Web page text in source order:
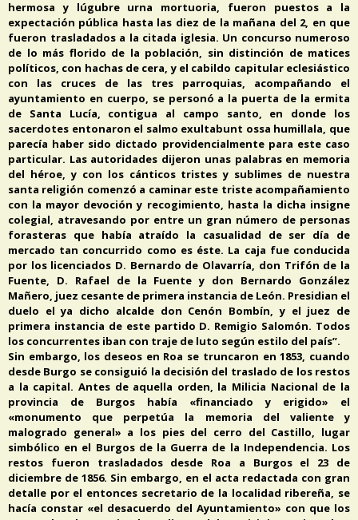
hermosa y lúgubre urna mortuoria, fueron puestos a la
expectación pública hasta las diez de la mañana del 2, en que
fueron trasladados a la citada iglesia. Un concurso numeroso
de lo más florido de la población, sin distinción de matices
políticos, con hachas de cera, y el cabildo capitular eclesiástico
con las cruces de las tres parroquias, acompañando el
ayuntamiento en cuerpo, se personó a la puerta de la ermita
de Santa Lucía, contigua al campo santo, en donde los
sacerdotes entonaron el salmo exultabunt ossa humillala, que
parecía haber sido dictado providencialmente para este caso
particular. Las autoridades dijeron unas palabras en memoria
del héroe, y con los cánticos tristes y sublimes de nuestra
santa religión comenzó a caminar este triste acompañamiento
con la mayor devoción y recogimiento, hasta la dicha insigne
colegial, atravesando por entre un gran número de personas
forasteras que había atraído la casualidad de ser día de
mercado tan concurrido como es éste. La caja fue conducida
por los licenciados D. Bernardo de Olavarría, don Trifón de la
Fuente, D. Rafael de la Fuente y don Bernardo González
Mañero, juez cesante de primera instancia de León. Presidian el
duelo el ya dicho alcalde don Cenón Bombín, y el juez de
primera instancia de este partido D. Remigio Salomón. Todos
los concurrentes iban con traje de luto según estilo del país”.
Sin embargo, los deseos en Roa se truncaron en 1853, cuando
desde Burgo se consiguió la decisión del traslado de los restos
a la capital. Antes de aquella orden, la Milicia Nacional de la
provincia de Burgos había «financiado y erigido» el
«monumento que perpetúa la memoria del valiente y
malogrado general» a los pies del cerro del Castillo, lugar
simbólico en el Burgos de la Guerra de la Independencia. Los
restos fueron trasladados desde Roa a Burgos el 23 de
diciembre de 1856. Sin embargo, en el acta redactada con gran
detalle por el entonces secretario de la localidad ribereña, se
hacía constar «el desacuerdo del Ayuntamiento» con que los